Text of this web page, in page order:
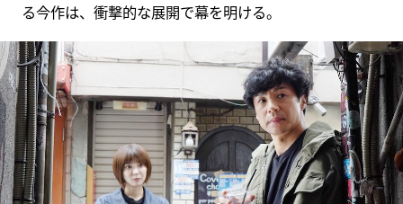
る今作は、衝撃的な展開で幕を明ける。